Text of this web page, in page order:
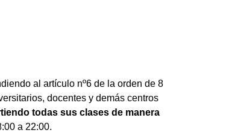
al artículo nº6 de la orden de 8
docentes y demás centros
todas sus clases de manera
a 22:00.